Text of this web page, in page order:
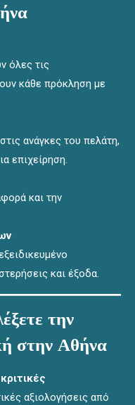
όλες τις
κάθε πρόκληση με
ανάγκες του πελάτη,
επιχείρηση.
και την
και έξοδα.
την
στην Αθήνα
αξιολογήσεις από